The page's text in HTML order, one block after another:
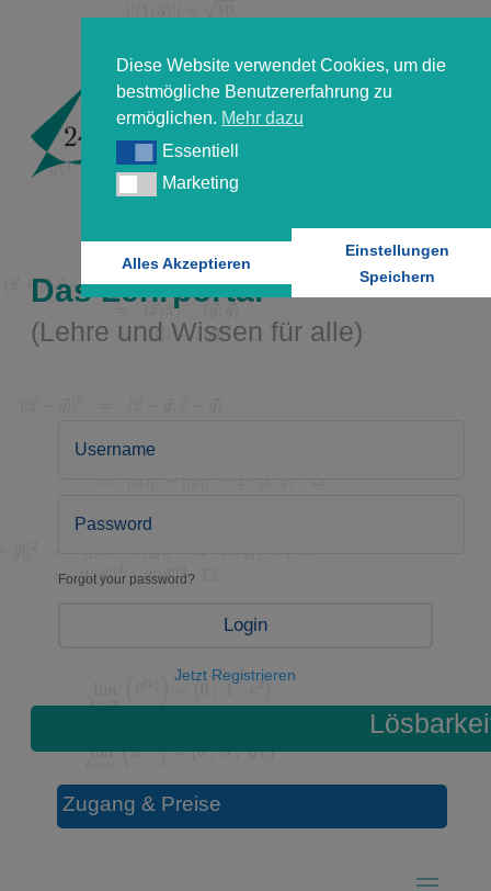
Diese Website verwendet Cookies, um die
bestmögliche Benutzererfahrung zu
ermöglichen. Mehr dazu
EssentiellEssentiell
MarketingMarketing
Alles Akzeptieren
Einstellungen
Speichern
Das Lehrportal
(Lehre und Wissen für alle)
Forgot your password?
Login
Jetzt Registrieren
Zugang & Preise